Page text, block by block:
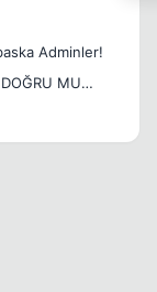
Adminler!
MU